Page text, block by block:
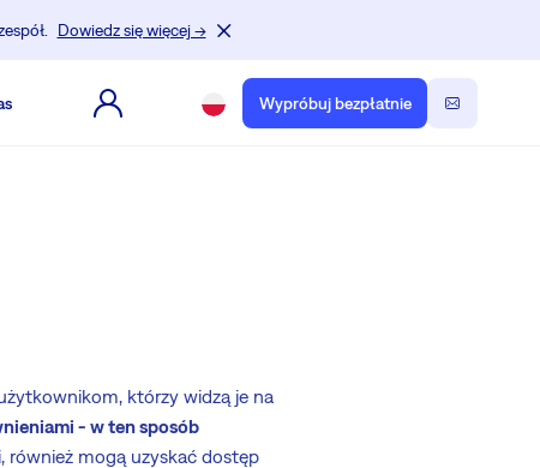
Dowiedz się więcej →
Wypróbuj bezpłatnie
którzy widzą je na
- w ten sposób
również mogą uzyskać dostęp